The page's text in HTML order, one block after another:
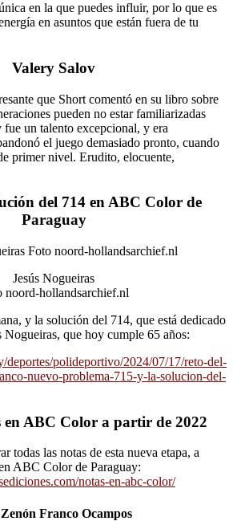
en la que puedes influir, por lo que es
en asuntos que están fuera de tu
Valery Salov
que Short comentó en su libro sobre
pueden no estar familiarizadas
un talento excepcional, y era
el juego demasiado pronto, cuando
primer nivel. Erudito, elocuente,
del 714 en ABC Color de
Paraguay
Jesús Nogueiras
noord-hollandsarchief.nl
y la solución del 714, que está dedicado
Nogueiras, que hoy cumple 65 años:
deportes/polideportivo/2024/07/17/reto-del-
nuevo-problema-715-y-la-solucion-del-
en ABC Color a partir de 2022
todas las notas de esta nueva etapa, a
ABC Color de Paraguay:
notas-en-abc-color/
Franco Ocampos